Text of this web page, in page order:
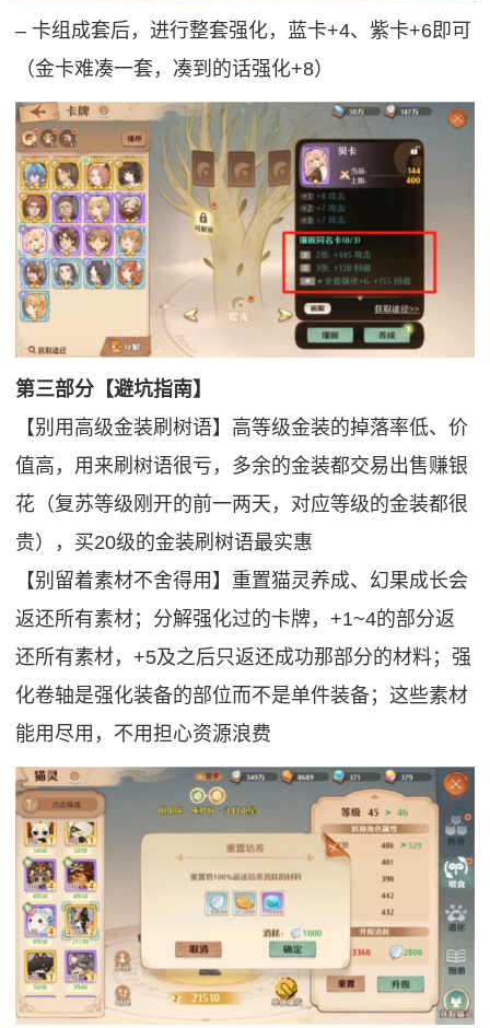
‒ 卡组成套后，进行整套强化，蓝卡+4、紫卡+6即可
（金卡难凑一套，凑到的话强化+8）
第三部分【避坑指南】
【别用高级金装刷树语】高等级金装的掉落率低、价
值高，用来刷树语很亏，多余的金装都交易出售赚银
花（复苏等级刚开的前一两天，对应等级的金装都很
贵），买20级的金装刷树语最实惠
【别留着素材不舍得用】重置猫灵养成、幻果成长会
返还所有素材；分解强化过的卡牌，+1~4的部分返
还所有素材，+5及之后只返还成功那部分的材料；强
化卷轴是强化装备的部位而不是单件装备；这些素材
能用尽用，不用担心资源浪费